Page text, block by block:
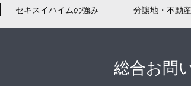
セキスイハイムの強み 分譲地・不動
総合お問